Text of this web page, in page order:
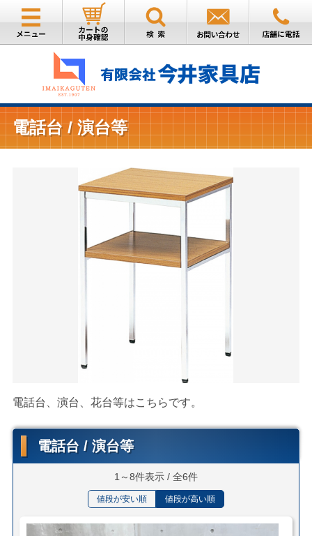
電話台 / 演台等
電話台、演台、花台等はこちらです。
電話台 / 演台等
1～8件表示 / 全6件
値段が安い順 値段が高い順